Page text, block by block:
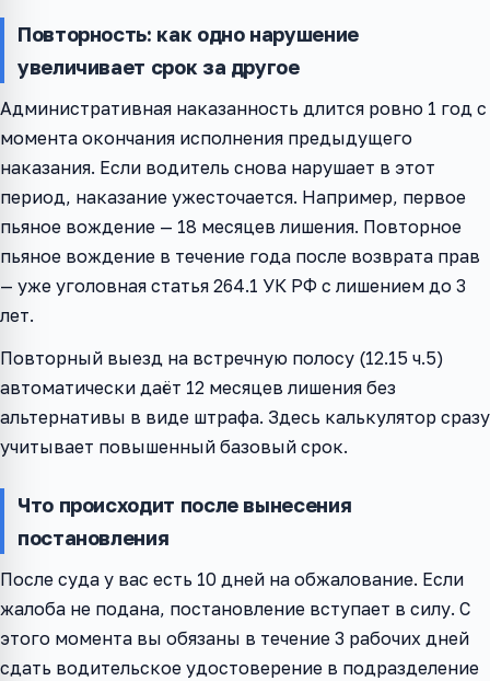
Повторность: как одно нарушение
увеличивает срок за другое
Административная наказанность длится ровно 1 год с
момента окончания исполнения предыдущего
наказания. Если водитель снова нарушает в этот
период, наказание ужесточается. Например, первое
пьяное вождение — 18 месяцев лишения. Повторное
пьяное вождение в течение года после возврата прав
— уже уголовная статья 264.1 УК РФ с лишением до 3
лет.
Повторный выезд на встречную полосу (12.15 ч.5)
автоматически даёт 12 месяцев лишения без
альтернативы в виде штрафа. Здесь калькулятор сразу
учитывает повышенный базовый срок.
Что происходит после вынесения
постановления
После суда у вас есть 10 дней на обжалование. Если
жалоба не подана, постановление вступает в силу. С
этого момента вы обязаны в течение 3 рабочих дней
сдать водительское удостоверение в подразделение